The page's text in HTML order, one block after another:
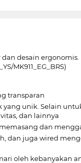
desain ergonomis.
MK911_EG_BRS)
transparan
unik. Selain
dan lainnya
dan
dan juga wired
oleh kebanyakan